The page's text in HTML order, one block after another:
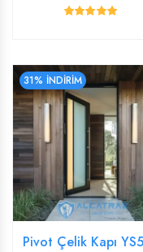
31% İNDİRİM
Pivot Çelik Kapı